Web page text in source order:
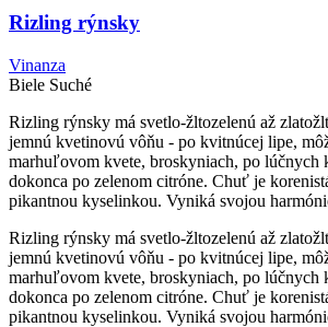
Rizling rýnsky
Vinanza
Biele Suché
Rizling rýnsky má svetlo-žltozelenú až
jemnú kvetinovú vôňu - po kvitnúcej lipe,
marhuľovom kvete, broskyniach, po lúčnych
dokonca po zelenom citróne. Chuť je
pikantnou kyselinkou. Vyniká svojou
Rizling rýnsky má svetlo-žltozelenú až
jemnú kvetinovú vôňu - po kvitnúcej lipe,
marhuľovom kvete, broskyniach, po lúčnych
dokonca po zelenom citróne. Chuť je
pikantnou kyselinkou. Vyniká svojou